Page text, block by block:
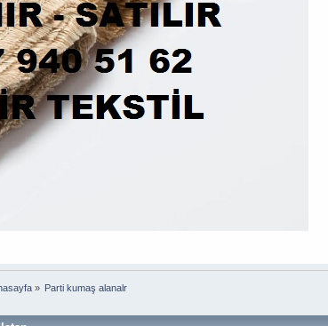
» Parti kumaş alanalr